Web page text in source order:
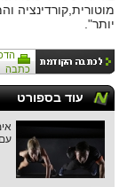
מוטורית,קורדינציה
יותר"
כתבה
עוד בספורט